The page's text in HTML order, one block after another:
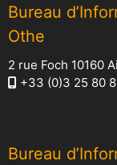
Bureau
Othe
2 rue Foch 10160
+33 (0)3 25 80
Bureau